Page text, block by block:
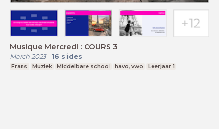
Musique Mercredi : COURS 3
March 2023- 16 slides
Frans Muziek Middelbare school havo, vwo Leerjaar 1